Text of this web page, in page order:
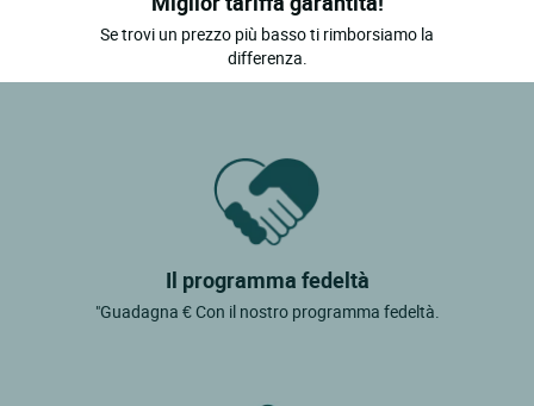
Se trovi un prezzo più basso ti rimborsiamo la
differenza.
Il programma fedeltà
"Guadagna € Con il nostro programma fedeltà.